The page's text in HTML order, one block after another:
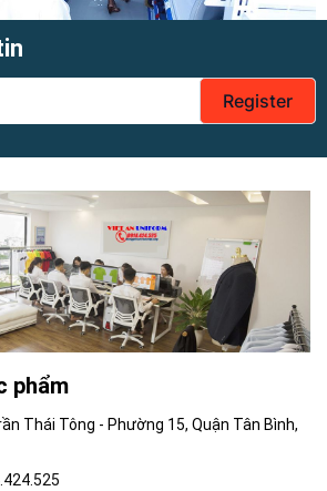
Register
phẩm
Thái Tông - Phường 15, Quận Tân Bình,